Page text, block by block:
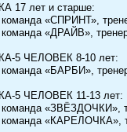
17 лет и старше:
«СПРИНТ»,
команда «ДРАЙВ»,
5 ЧЕЛОВЕК 8-10 лет:
команда «БАРБИ»,
5 ЧЕЛОВЕК 11-13 лет:
команда «ЗВЁЗДОЧКИ»,
команда «КАРЕЛОЧКА»,